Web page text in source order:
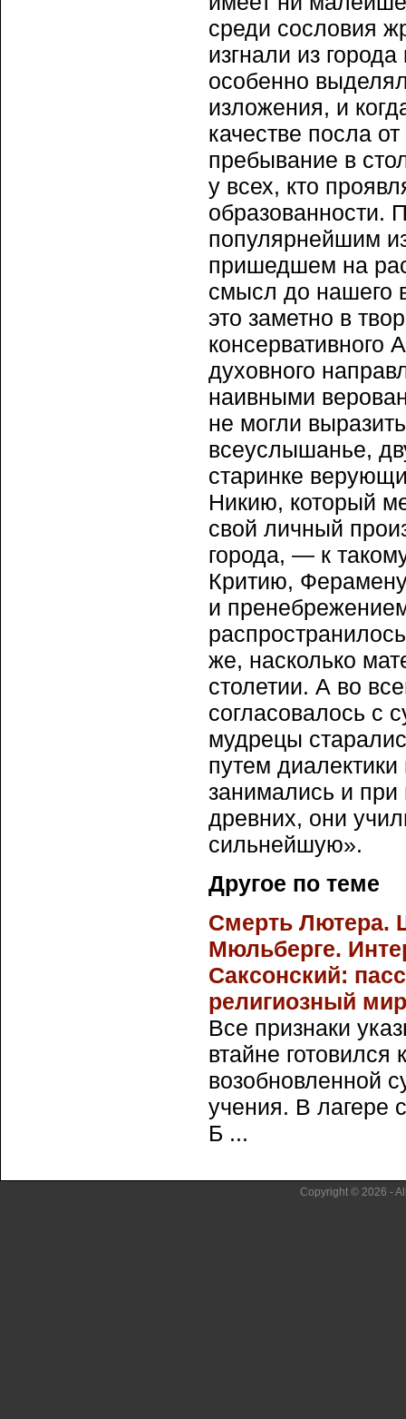
среди сословия
изгнали из
особенно
изложения, и
качестве посла
пребывание в
у всех, кто
образованности.
популярнейшим
пришедшем на
смысл до нашего
это заметно в
консервативного
духовного
наивными
не могли
всеуслышанье,
старинке
Никию, который
свой личный
города, — к
Критию,
и
же, насколько
столетии. А во
согласовалось с
мудрецы
путем
занимались и при
древних, они
сильнейшую».
Другое по теме
Смерть Лютера.
Мюльберге.
Саксонский:
религиозный
Все признаки
втайне
возобновленной
учения. В лагере
Б ...
Copyright © 2026 -